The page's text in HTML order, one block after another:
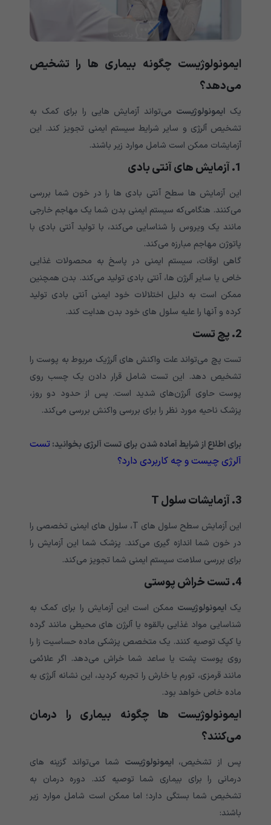
ایمونولوژیست چگونه بیماری ها را تشخیص
می‌‌‌‌‌‌‌‌‌‌‌‌‌دهد؟
یک ایمونولوژیست می‌‌‌‌‌‌‌‌‌‌‌‌‌تواند آزمایش هایی را برای کمک به
تشخیص آلرژی و سایر شرایط سیستم ایمنی تجویز کند. این
آزمایشات ممکن است شامل موارد زیر باشند.
1. آزمایش های آنتی بادی
این آزمایش ها سطح آنتی بادی ها را در خون شما بررسی
می‌‌‌‌‌‌‌‌‌‌‌‌‌کنند. هنگامی‌‌‌‌‌‌‌‌‌‌‌‌‌که سیستم ایمنی بدن شما یک مهاجم خارجی
مانند یک ویروس را شناسایی می‌‌‌‌‌‌‌‌‌‌‌‌‌کند، با تولید آنتی بادی با
پاتوژن مهاجم مبارزه می‌‌‌‌‌‌‌‌‌‌‌‌‌کند.
گاهی اوقات، سیستم ایمنی در پاسخ به محصولات غذایی
خاص یا سایر آلرژن ها، آنتی بادی تولید می‌‌‌‌‌‌‌‌‌‌‌‌‌کند. بدن همچنین
ممکن است به دلیل اختلالات خود ایمنی آنتی بادی تولید
کرده و آنها را علیه سلول های خود بدن هدایت کند.
2. پچ تست
تست پچ می‌‌‌‌‌‌‌‌‌‌‌‌‌تواند علت واکنش های آلرژیک مربوط به پوست را
تشخیص دهد. این تست شامل قرار دادن یک چسب روی
پوست حاوی آلرژن‌های شدید است. پس از حدود دو روز،
پزشک ناحیه مورد نظر را برای بررسی واکنش بررسی می‌‌‌‌‌‌‌‌‌‌‌‌‌کند.
برای اطلاع از شرایط آماده شدن برای تست آلرژی بخوانید:تست
آلرژی چیست و چه کاربردی دارد؟
3. آزمایشات سلول T
این آزمایش سطح سلول های T، سلول های ایمنی تخصصی را
در خون شما اندازه گیری می‌‌‌‌‌‌‌‌‌‌‌‌‌کند. پزشک شما این آزمایش را
برای بررسی سلامت سیستم ایمنی شما تجویز می‌‌‌‌‌‌‌‌‌‌‌‌‌کند.
4. تست خراش پوستی
یکایمونولوژیست ممکن است این آزمایش را برای کمک به
شناسایی مواد غذایی بالقوه یا آلرژن های محیطی مانند گرده
یا کپک توصیه کنند. یک متخصص پزشکی ماده حساسیت زا را
روی پوست پشت یا ساعد شما خراش می‌‌‌‌‌‌‌‌‌‌‌‌‌دهد. اگر علائمی‌‌‌‌‌‌‌‌‌‌‌‌‌
مانند قرمزی، تورم یا خارش را تجربه کردید، این نشانه آلرژی به
ماده خاص خواهد بود.
ایمونولوژیست ها چگونه بیماری را درمان
می‌‌‌‌‌‌‌‌‌‌‌‌‌کنند؟
پس از تشخیص، ایمونولوژیست شما می‌‌‌‌‌‌‌‌‌‌‌‌‌تواند گزینه های
درمانی را برای بیماری شما توصیه کند. دوره درمان به
تشخیص شما بستگی دارد؛ اما ممکن است شامل موارد زیر
باشند: